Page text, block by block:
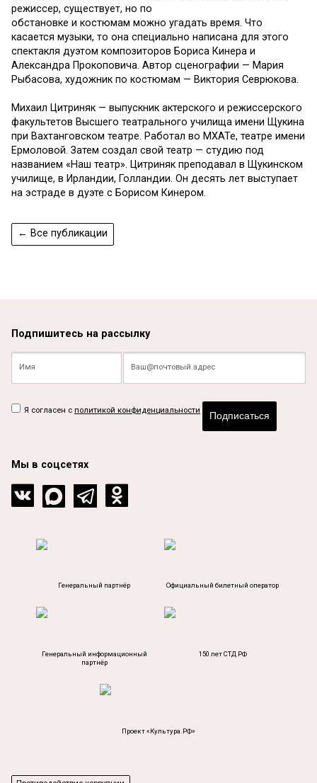
режиссер, существует, но по
обстановке и костюмам можно угадать время. Что
касается музыки, то она специально написана для этого
спектакля дуэтом композиторов Бориса Кинера и
Александра Прокоповича. Автор сценографии — Мария
Рыбасова, художник по костюмам — Виктория Севрюкова.
Михаил Цитриняк — выпускник актерского и режиссерского
факультетов Высшего театрального училища имени Щукина
при Вахтанговском театре. Работал во МХАТе, театре имени
Ермоловой. Затем создал свой театр — студию под
названием «Наш театр». Цитриняк преподавал в Щукинском
училище, в Ирландии, Голландии. Он десять лет выступает
на эстраде в дуэте с Борисом Кинером.
← Все публикации
Подпишитесь на рассылку
Я согласен с политикой конфиденциальности
Подписаться
Мы в соцсетях
Генеральный партнёр Официальный билетный оператор
Генеральный информационный
партнёр
150 лет СТД РФ
Проект «Культура.РФ»